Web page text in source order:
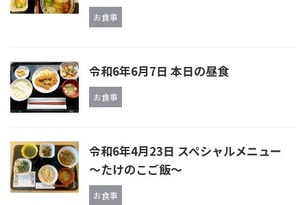
お食事
令和6年6月7日 本日の昼食
お食事
令和6年4月23日 スペシャルメニュー
～たけのこご飯～
お食事